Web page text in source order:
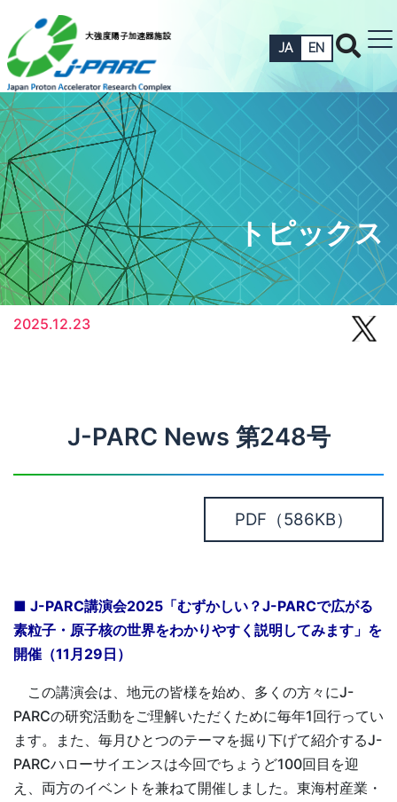
JA EN
トピックス
2025.12.23
J-PARC News 第248号
PDF （586KB）
■ J-PARC講演会2025「むずかしい？J-PARCで広がる
素粒子・原子核の世界をわかりやすく説明してみます」を
開催（11月29日）
この講演会は、地元の皆様を始め、多くの方々にJ-
PARCの研究活動をご理解いただくために毎年1回行ってい
ます。また、毎月ひとつのテーマを掘り下げて紹介するJ-
PARCハローサイエンスは今回でちょうど100回目を迎
え、両方のイベントを兼ねて開催しました。東海村産業・